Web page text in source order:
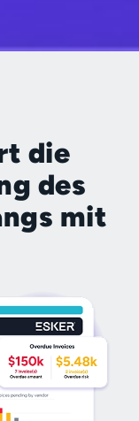
die
des
mit